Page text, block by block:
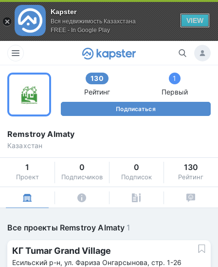
Kapster
Вся недвижимость Казахстана
FREE - In Google Play
VIEW
130
Рейтинг
1
Первый
Подписаться
Remstroy Almaty
Казахстан
1
Проект
0
Подписчиков
0
Подписок
130
Рейтинг
Все проекты Remstroy Almaty 1
КГ Tumar Grand Village
Есильский р-н, ул. Фариза Онгарсынова, стр. 1-26